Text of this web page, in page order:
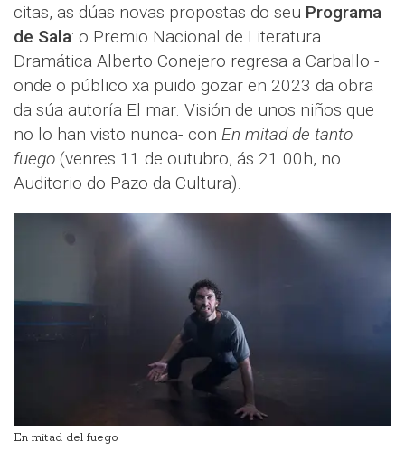
citas, as dúas novas propostas do seu Programa
de Sala: o Premio Nacional de Literatura
Dramática Alberto Conejero regresa a Carballo -
onde o público xa puido gozar en 2023 da obra
da súa autoría El mar. Visión de unos niños que
no lo han visto nunca- con En mitad de tanto
fuego (venres 11 de outubro, ás 21.00h, no
Auditorio do Pazo da Cultura).
En mitad del fuego